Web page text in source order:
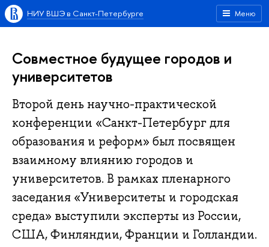
Меню
НИУ ВШЭ в Санкт-Петербурге
Совместное будущее городов и
университетов
Второй день научно-практической
конференции «Санкт-Петербург для
образования и реформ» был посвящен
взаимному влиянию городов и
университетов. В рамках пленарного
заседания «Университеты и городская
среда» выступили эксперты из России,
США, Финляндии, Франции и Голландии.